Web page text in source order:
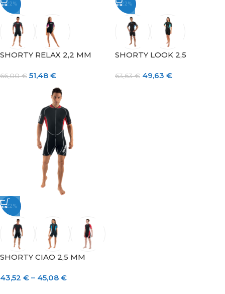
-22%
SHORTY RELAX 2,2 MM
66,00€ 51,48 €
-22%
SHORTY LOOK 2,5
63,63€ 49,63 €
-22%
SHORTY CIAO 2,5 MM
43,52 € – 45,08 €